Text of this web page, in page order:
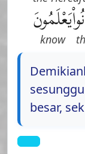
يَعْلَمُونَ
know
besar,